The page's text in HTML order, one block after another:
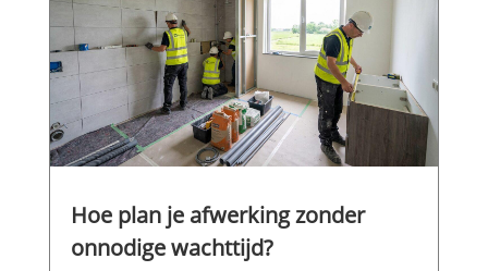
Hoe plan je afwerking zonder
onnodige wachttijd?